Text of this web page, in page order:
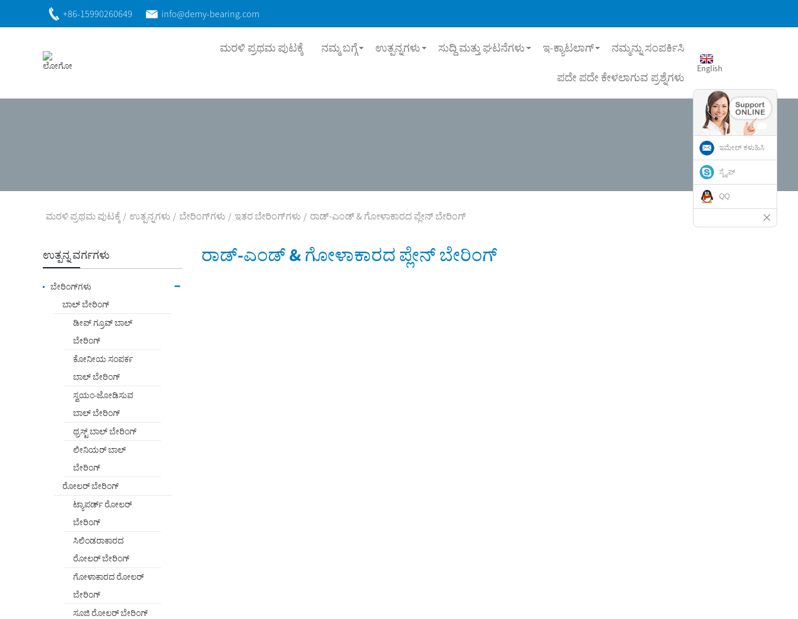
+86-15990260649 info@demy-bearing.com
ಮರಳಿ ಪ್ರಥಮ ಪುಟಕ್ಕೆ ನಮ್ಮ ಬಗ್ಗೆ ಉತ್ಪನ್ನಗಳು ಸುದ್ದಿ ಮತ್ತು ಘಟನೆಗಳು ಇ-ಕ್ಯಾಟಲಾಗ್ ನಮ್ಮನ್ನು ಸಂಪರ್ಕಿಸಿ
ಪದೇ ಪದೇ ಕೇಳಲಾಗುವ ಪ್ರಶ್ನೆಗಳು
English
ಮರಳಿ ಪ್ರಥಮ ಪುಟಕ್ಕೆ ಉತ್ಪನ್ನಗಳು ಬೇರಿಂಗ್‌ಗಳು ಇತರ ಬೇರಿಂಗ್‌ಗಳು ರಾಡ್-ಎಂಡ್ & ಗೋಳಾಕಾರದ ಪ್ಲೇನ್ ಬೇರಿಂಗ್
ಉತ್ಪನ್ನ ವರ್ಗಗಳು
ಬೇರಿಂಗ್‌ಗಳು
ಬಾಲ್ ಬೇರಿಂಗ್
ಡೀಪ್ ಗ್ರೂವ್ ಬಾಲ್
ಬೇರಿಂಗ್
ಕೋನೀಯ ಸಂಪರ್ಕ
ಬಾಲ್ ಬೇರಿಂಗ್
ಸ್ವಯಂ-ಜೋಡಿಸುವ
ಬಾಲ್ ಬೇರಿಂಗ್
ಥ್ರಸ್ಟ್ ಬಾಲ್ ಬೇರಿಂಗ್
ಲೀನಿಯರ್ ಬಾಲ್
ಬೇರಿಂಗ್
ರೋಲರ್ ಬೇರಿಂಗ್
ಟ್ಯಾಪರ್ಡ್ ರೋಲರ್
ಬೇರಿಂಗ್
ಸಿಲಿಂಡರಾಕಾರದ
ರೋಲರ್ ಬೇರಿಂಗ್
ಗೋಳಾಕಾರದ ರೋಲರ್
ಬೇರಿಂಗ್
ಸೂಜಿ ರೋಲರ್ ಬೇರಿಂಗ್
ರಾಡ್-ಎಂಡ್ & ಗೋಳಾಕಾರದ ಪ್ಲೇನ್ ಬೇರಿಂಗ್
ಇಮೇಲ್ ಕಳುಹಿಸಿ
ಸ್ಕೈಪ್
QQ